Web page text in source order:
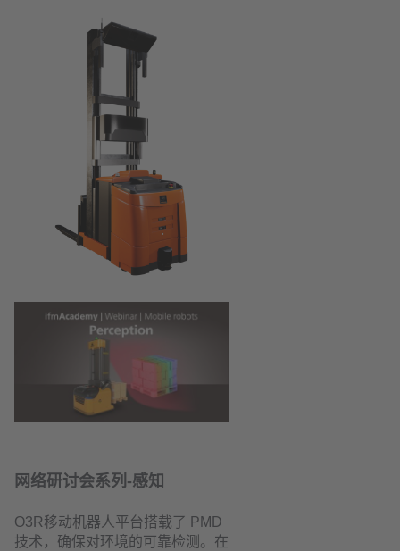
网络研讨会系列-感知
O3R移动机器人平台搭载了 PMD
技术，确保对环境的可靠检测。在